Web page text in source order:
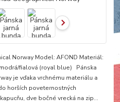
Norway Model: AFOND Materiál:
fialová (royal blue) Pánska
je vďaka vrchnému materiálu a
horších poveternostných
dve bočné vrecká na zip...